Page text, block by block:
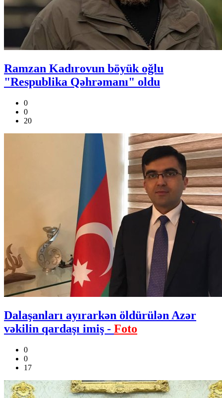
Ramzan Kadırovun böyük oğlu
"Respublika Qəhrəmanı" oldu
0
0
20
Dalaşanları ayırarkən öldürülən Azər
vəkilin qardaşı imiş - Foto
0
0
17